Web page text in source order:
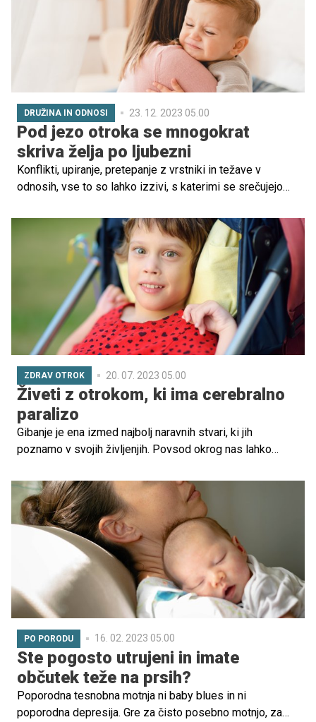
DRUŽINA IN ODNOSI 23. 12. 2023 05.00
Pod jezo otroka se mnogokrat
skriva želja po ljubezni
Konflikti, upiranje, pretepanje z vrstniki in težave v
odnosih, vse to so lahko izzivi, s katerimi se srečujejo
pomagati svojemu otroku pri soočenju z neprijetnimi
čustvi, kot je na primer jeza. Petra Strmšek, vzgojiteljica
za zgodnjo obravnavo: "Nekje sem prebrala, da otroci, ki
najbolj potrebujejo ljubezen, zanjo prosijo na najbolj
neljubeč način. Jih zmoremo videti? Naš pogled bo veliko
bolj jasen, ko bomo tudi odrasli zmogli uzreti otroka v
sebi, ga začutiti in sočutno objeti."
ZDRAV OTROK 20. 07. 2023 05.00
Živeti z otrokom, ki ima cerebralno
paralizo
Gibanje je ena izmed najbolj naravnih stvari, ki jih
poznamo v svojih življenjih. Povsod okrog nas lahko
vetrov, ptice na nebu, živali na kopnem in morju, pšenica v
vetru, listki na drevesu ... in še in še bi lahko naštevala.
Gibanje je torej nekaj najbolj običajnega, kar poznamo, in
zatorej tudi precej samoumevnega. Vse dokler to ni,
dokler se v naša življenja ne prikrade bolezensko stanje,
ki se imenuje cerebralna paraliza. Takrat se
samoumevnost gibanja spremeni v hvaležnost za vsak
napredek, ki ga človek lahko doseže na področju gibalne
motorike.
PO PORODU 16. 02. 2023 05.00
Ste pogosto utrujeni in imate
občutek teže na prsih?
Poporodna tesnobna motnja ni baby blues in ni
poporodna depresija. Gre za čisto posebno motnjo, za